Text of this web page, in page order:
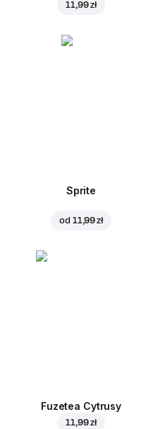
11,99 zł
Sprite
od 11,99 zł
Fuzetea Cytrusy
11,99 zł